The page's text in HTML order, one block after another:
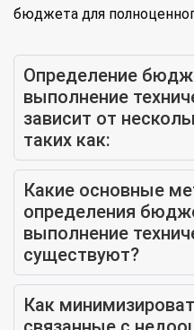
бюджета для
Определение
выполнение
зависит от
таких как:
Какие основные
определения
выполнение
существуют?
Как